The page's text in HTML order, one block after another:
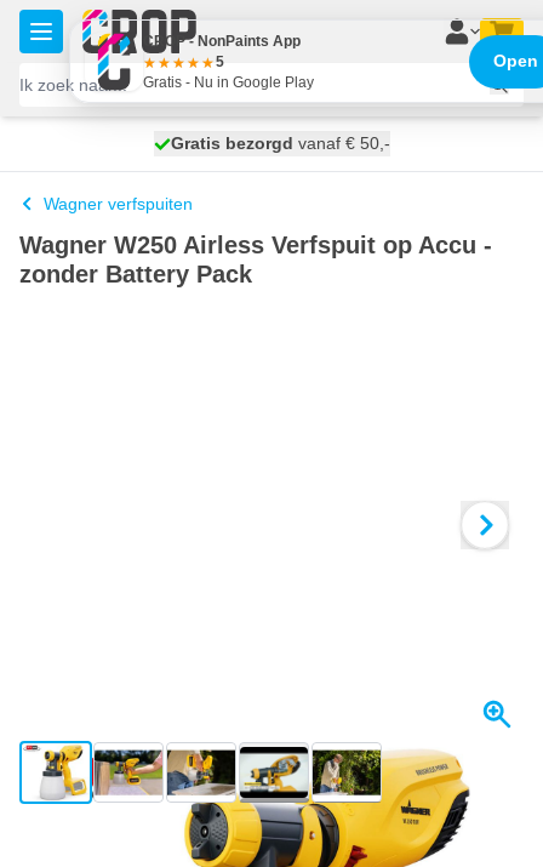
Ga naar de inhoud
maandag bezorgd
Gratis bezorgd vanaf € 50,-
100 dagen
Wagner verfspuiten
Wagner W250 Airless Verfspuit op Accu -
zonder Battery Pack
View larger imageView larger imageView larger imageView larger imageView larger image
+4
CROP - NonPaints App
5
Gratis - Nu in Google Play
Open